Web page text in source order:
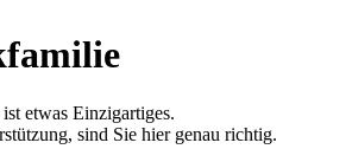
etwas Einzigartiges.
sind Sie hier genau richtig.